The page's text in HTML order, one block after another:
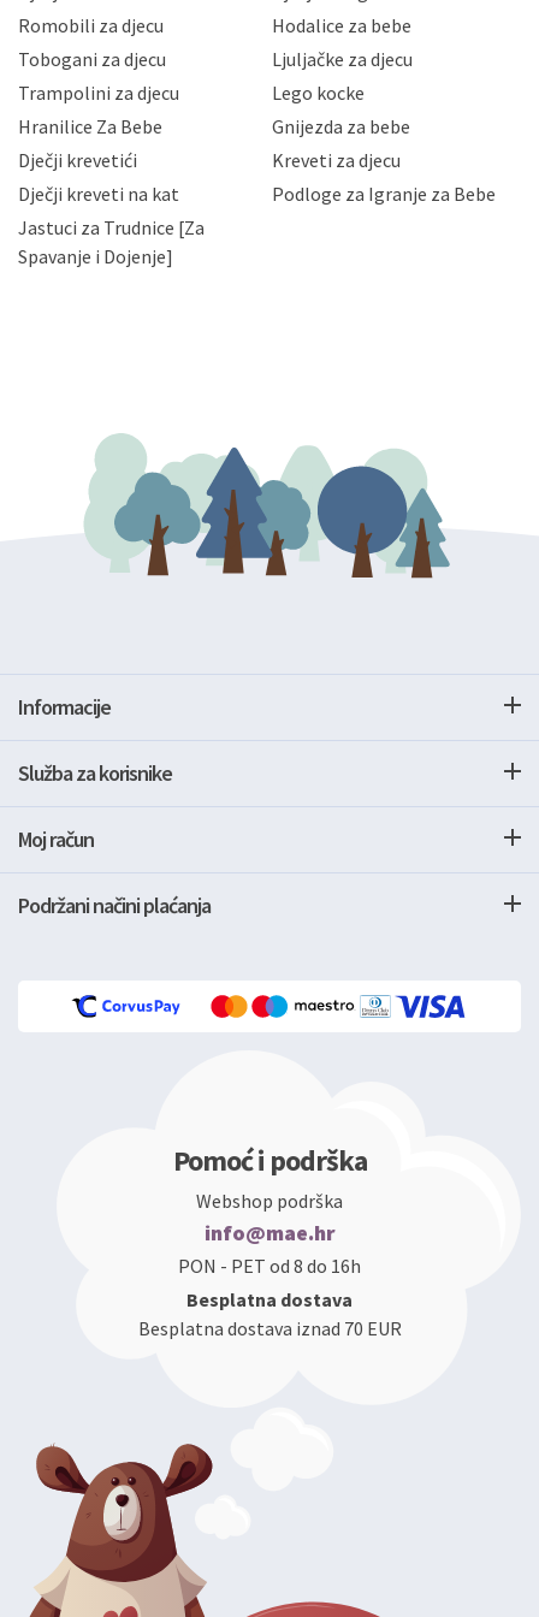
korisnika i posjetitelja web stranica, čuva povjerljivost
Vaših osobnih podataka te omogućava pristup i
priopćavanje osobnih podataka samo onim svojim
zaposlenicima kojima su isti potrebni radi provedbe
slučajevima koji su dozvoljeni zakonima. Napominjemo
da možete u svako doba, u potpunosti ili djelomice,
zatražiti prestanak aktivnosti obrade Vaših osobnih
podataka. Opoziv privole možete podnijeti poštom na
gore navedenu adresu ili e-mailom na adresu:
Romobili za djecu
Hodalice za bebe
Tobogani za djecu
Ljuljačke za djecu
Trampolini za djecu
Lego kocke
Hranilice Za Bebe
Gnijezda za bebe
Dječji krevetići
Kreveti za djecu
Dječji kreveti na kat
Podloge za Igranje za Bebe
Jastuci za Trudnice [Za
Spavanje i Dojenje]
Informacije
Služba za korisnike
Moj račun
Podržani načini plaćanja
Pomoć i podrška
Webshop podrška
info@mae.hr
PON - PET od 8 do 16h
Besplatna dostava
Besplatna dostava iznad 70 EUR